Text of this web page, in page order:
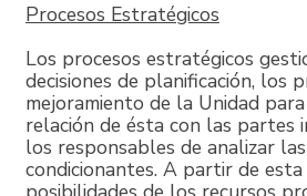
Procesos Estratégicos
Los procesos estratégicos
decisiones de planificación, los
mejoramiento de la Unidad
relación de ésta con las partes
los responsables de analizar
condicionantes. A partir de